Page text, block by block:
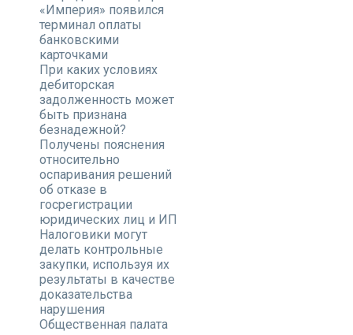
«Империя» появился
терминал оплаты
банковскими
карточками
При каких условиях
дебиторская
задолженность может
быть признана
безнадежной?
Получены пояснения
относительно
оспаривания решений
об отказе в
госрегистрации
юридических лиц и ИП
Налоговики могут
делать контрольные
закупки, используя их
результаты в качестве
доказательства
нарушения
Общественная палата